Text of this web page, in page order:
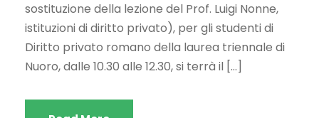
sostituzione della lezione del Prof. Luigi Nonne,
istituzioni di diritto privato), per gli studenti di
Diritto privato romano della laurea triennale di
Nuoro, dalle 10.30 alle 12.30, si terrà il […]